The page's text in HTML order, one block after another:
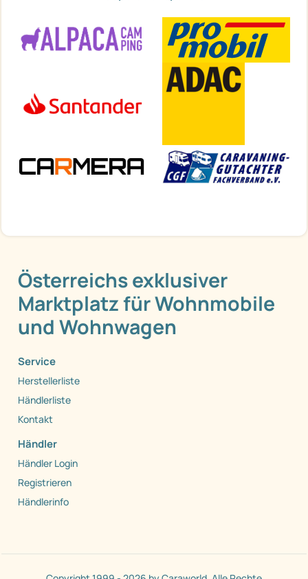
Österreichs exklusiver
Marktplatz für Wohnmobile
und Wohnwagen
Service
Herstellerliste
Händlerliste
Kontakt
Händler
Händler Login
Registrieren
Händlerinfo